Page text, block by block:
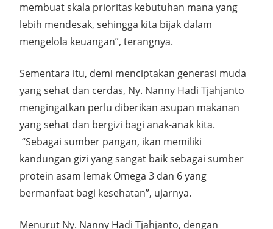
membuat skala prioritas kebutuhan mana yang
lebih mendesak, sehingga kita bijak dalam
mengelola keuangan”, terangnya.
Sementara itu, demi menciptakan generasi muda
yang sehat dan cerdas, Ny. Nanny Hadi Tjahjanto
mengingatkan perlu diberikan asupan makanan
yang sehat dan bergizi bagi anak-anak kita.
“Sebagai sumber pangan, ikan memiliki
kandungan gizi yang sangat baik sebagai sumber
protein asam lemak Omega 3 dan 6 yang
bermanfaat bagi kesehatan”, ujarnya.
Menurut Ny. Nanny Hadi Tjahjanto, dengan